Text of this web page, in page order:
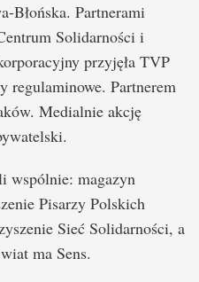
Błońska. Partnerami
Solidarności i
przyjęła TVP
regulaminowe. Partnerem
Medialnie akcję
wspólnie: magazyn
Pisarzy Polskich
Sieć Solidarności, a
ma Sens.